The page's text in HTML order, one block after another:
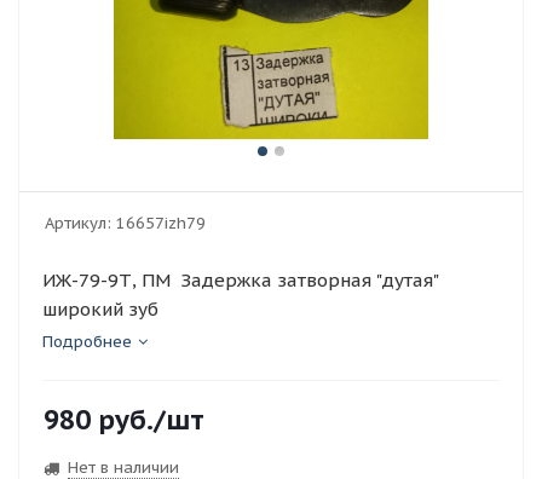
Артикул: 16657izh79
ИЖ-79-9Т, ПМ Задержка затворная "дутая"
широкий зуб
Подробнее
980 руб./шт
Нет в наличии